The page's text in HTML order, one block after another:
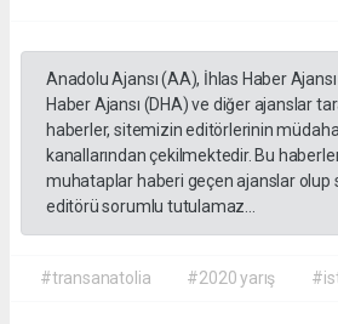
Anadolu Ajansı (AA), İhlas Haber
Haber Ajansı (DHA) ve diğer ajanslar
haberler, sitemizin editörlerinin
kanallarından çekilmektedir. Bu
muhataplar haberi geçen ajanslar olup
editörü sorumlu tutulamaz...
#transanatolia #2020 yarış